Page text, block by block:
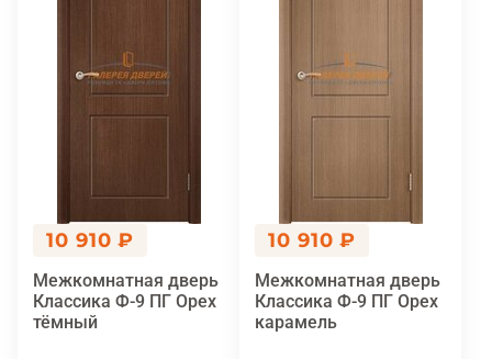
10 910 ₽
Межкомнатная дверь
Классика Ф-9 ПГ Орех
тёмный
10 910 ₽
Межкомнатная дверь
Классика Ф-9 ПГ Орех
карамель